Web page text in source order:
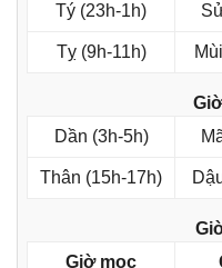
Tý (23h-1h)
Tỵ (9h-11h)
Dần (3h-5h)
Thân (15h-17h)
Giờ mọc